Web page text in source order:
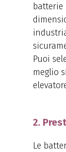
batterie
Puoi
meglio
2.
Le